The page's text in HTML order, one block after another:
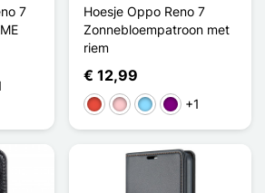
7
Hoesje Oppo Reno 7
Zonnebloempatroon met
riem
€ 12,99
RoodRozeLicht Blauw
Purper
+1